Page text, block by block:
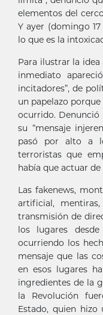
elementos del
Y ayer (domingo
lo que es la
Para ilustrar la
inmediato
incitadores”, de
un papelazo
ocurrido. Denunció
su “mensaje
pasó por alto a
terroristas que
había que actuar de
Las fakenews,
artificial,
transmisión de
los lugares
ocurriendo los
mensaje que las
en esos lugares
ingredientes de la
la Revolución
Estado, quien